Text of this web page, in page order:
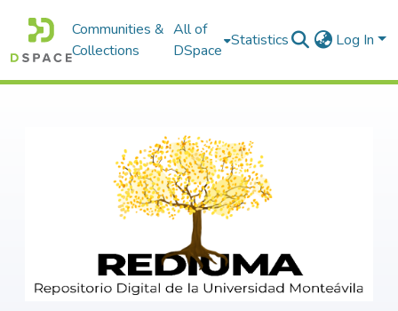
Communities &
Collections
All of
DSpace
Statistics Log In